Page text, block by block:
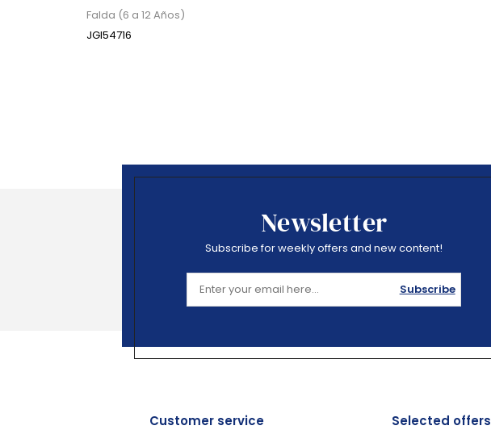
Falda (6 a 12 Años)
JGI54716
Newsletter
Subscribe for weekly offers and new content!
Subscribe
Customer service Selected offers